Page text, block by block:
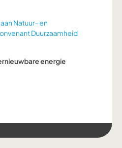
Natuur- en
Duurzaamheid
energie